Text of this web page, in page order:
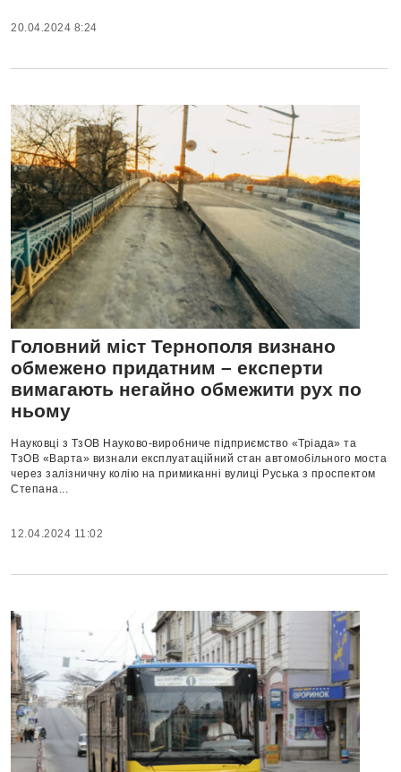
20.04.2024 8:24
Головний міст Тернополя визнано
обмежено придатним – експерти
вимагають негайно обмежити рух по
ньому
Науковці з ТзОВ Науково-виробниче підприємство «Тріада» та
ТзОВ «Варта» визнали експлуатаційний стан автомобільного моста
через залізничну колію на примиканні вулиці Руська з проспектом
Степана...
12.04.2024 11:02